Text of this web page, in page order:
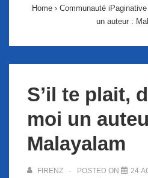
Home › Communauté iPaginative
un auteur :
S’il te plait,
moi un
Malayalam
FIRENZ POSTED ON 24